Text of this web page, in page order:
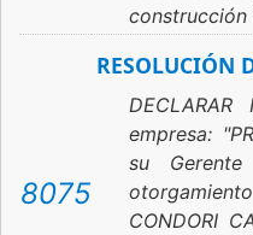
construcción
8075
RESOLUCIÓN
empresa:
su
CONDORI